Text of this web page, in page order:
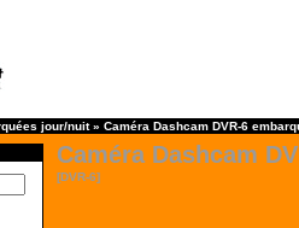
jour/nuit» Caméra Dashcam DVR-6
Caméra Dashcam
[DVR-6]